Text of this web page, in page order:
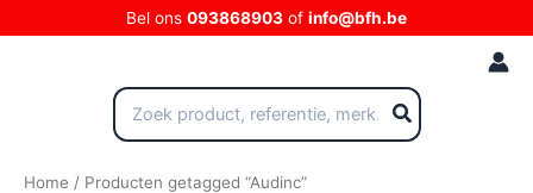
naar
Bel ons 093868903 of info@bfh.be
Zoeken
naar:
Home / Producten getagged “Audinc”